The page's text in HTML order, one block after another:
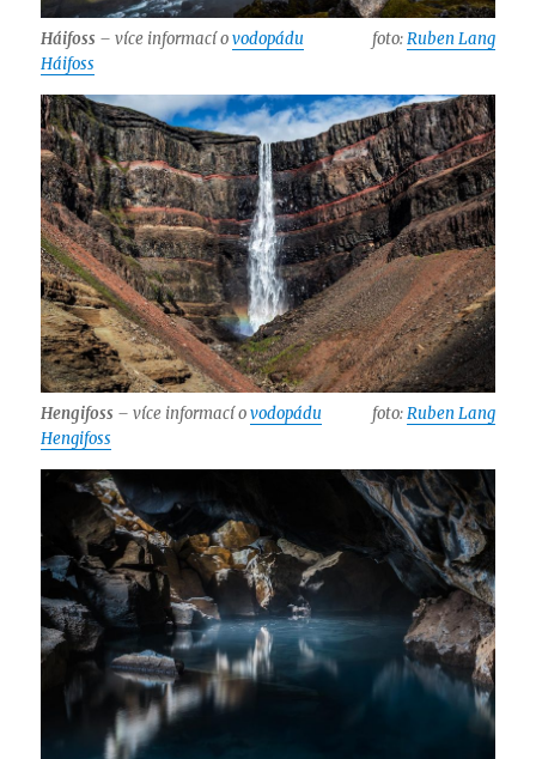
Háifoss – více informací ovodopádu
Háifoss
foto:Ruben Lang
Hengifoss – více informací ovodopádu
Hengifoss
foto:Ruben Lang